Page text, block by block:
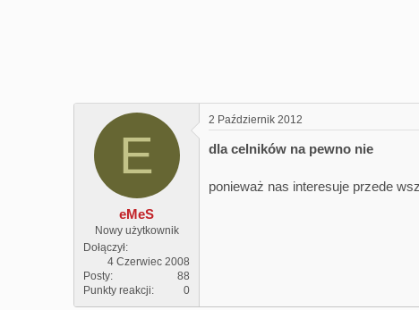
E
eMeS
Nowy użytkownik
Dołączył
4 Czerwiec 2008
Posty
88
Punkty reakcji
0
2 Październik 2012
dla celników na pewno nie
ponieważ nas interesuje przede